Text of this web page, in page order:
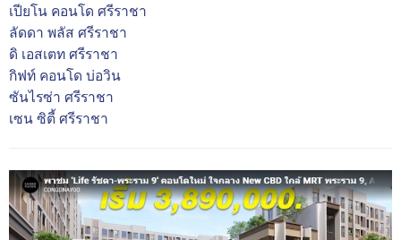
เปียโน คอนโด ศรีราชา
ลัดดา พลัส ศรีราชา
ดิ เอสเตท ศรีราชา
กิฟท์ คอนโด บ่อวิน
ซันไรซ่า ศรีราชา
เซน ซิตี้ ศรีราชา